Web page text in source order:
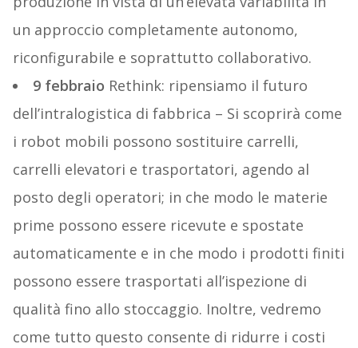
un approccio completamente autonomo,
riconfigurabile e soprattutto collaborativo.
9 febbraio Rethink: ripensiamo il futuro
dell’intralogistica di fabbrica – Si scoprirà come
i robot mobili possono sostituire carrelli,
carrelli elevatori e trasportatori, agendo al
posto degli operatori; in che modo le materie
prime possono essere ricevute e spostate
automaticamente e in che modo i prodotti finiti
possono essere trasportati all’ispezione di
qualità fino allo stoccaggio. Inoltre, vedremo
come tutto questo consente di ridurre i costi